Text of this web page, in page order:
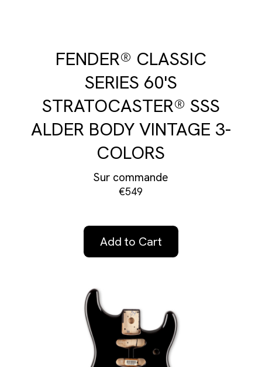
FENDER® CLASSIC
SERIES 60'S
STRATOCASTER® SSS
ALDER BODY VINTAGE 3-
COLORS
Sur commande
€549
Add to Cart